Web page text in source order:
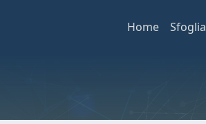
Home Sfoglia